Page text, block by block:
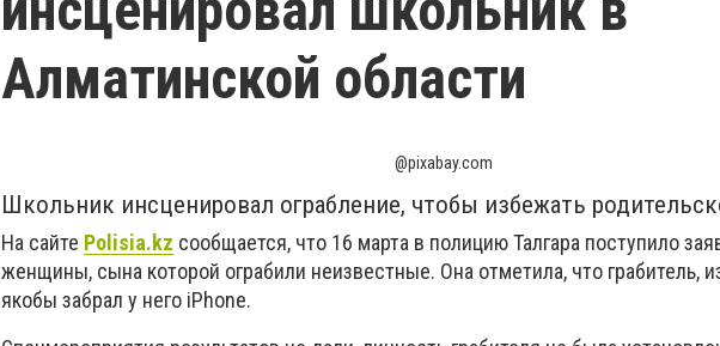
Алматинской области
@pixabay.com
Школьник инсценировал ограбление, чтобы избежать
На сайте Polisia.kz сообщается, что 16 марта в полицию Талгара поступило
женщины, сына которой ограбили неизвестные. Она отметила, что грабитель,
якобы забрал у него iPhone.